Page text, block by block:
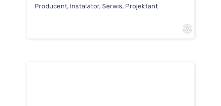
Producent, Instalator, Serwis, Projektant